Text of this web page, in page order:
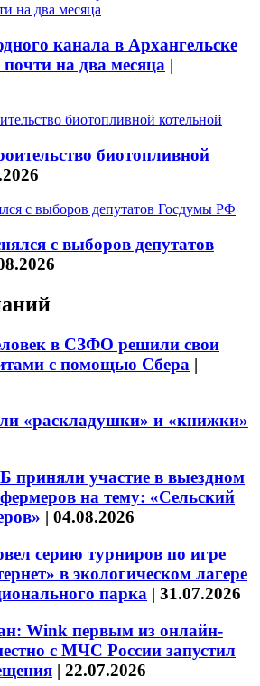
канала в Архангельске
почти на два месяца |
биотопливной
с выборов депутатов
в СЗФО решили свои
с помощью Сбера |
«раскладушки» и «книжки»
приняли участие в выездном
на тему: «Сельский
| 04.08.2026
серию турниров по игре
в экологическом лагере
парка | 31.07.2026
Wink первым из онлайн-
с МЧС России запустил
| 22.07.2026